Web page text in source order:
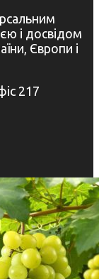
і досвідом
Європи і
217